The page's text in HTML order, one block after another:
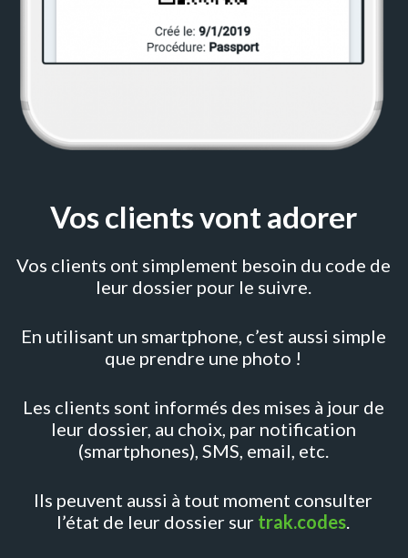
Vos clients vont adorer
Vos clients ont simplement besoin du code de
leur dossier pour le suivre.
En utilisant un smartphone, c’est aussi simple
que prendre une photo !
Les clients sont informés des mises à jour de
leur dossier, au choix, par notification
(smartphones), SMS, email, etc.
Ils peuvent aussi à tout moment consulter
l’état de leur dossier sur trak.codes